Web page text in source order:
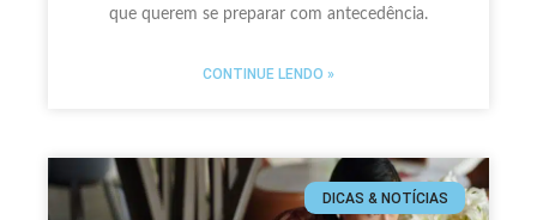
que querem se preparar com antecedência.
CONTINUE LENDO »
DICAS & NOTÍCIAS